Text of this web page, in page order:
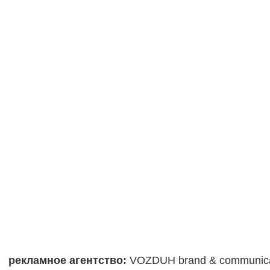
рекламное агентство: VOZDUH brand &